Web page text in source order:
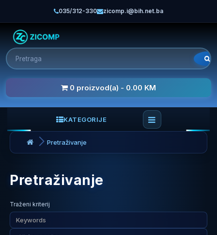
035/312-330 zicomp.i@bih.net.ba
0 proizvod(a) - 0.00 KM
KATEGORIJE
Pretraživanje
Pretraživanje
Traženi kriterij